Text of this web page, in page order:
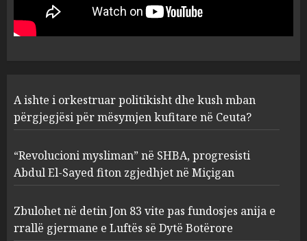
1
për mësymjen kufitare në
Ceuta?
AUGUST 6, 2026
2
SHBA, progresisti Abdul El-
Sayed fiton zgjedhjet në
Miçigan
pas fundosjes anija e rrallë
gjermane e Luftës së Dytë
Botërore
A ishte i orkestruar politikisht dhe kush mban
përgjegjësi për mësymjen kufitare në Ceuta?
“Revolucioni mysliman” në SHBA, progresisti
Abdul El-Sayed fiton zgjedhjet në Miçigan
Zbulohet në detin Jon 83 vite pas fundosjes anija e
rrallë gjermane e Luftës së Dytë Botërore